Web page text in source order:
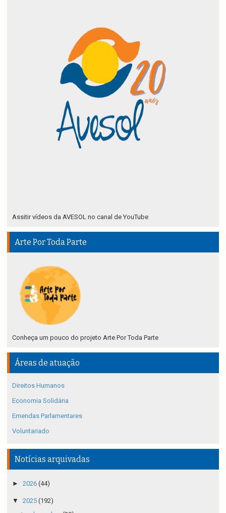
Assitir vídeos da AVESOL no canal de YouTube
Arte Por Toda Parte
Conheça um pouco do projeto Arte Por Toda Parte
Áreas de atuação
Direitos Humanos
Economia Solidária
Emendas Parlamentares
Voluntariado
Notícias arquivadas
► 2026 (44)
▼ 2025 (192)